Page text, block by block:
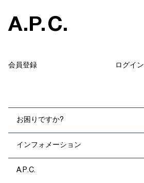
A.P.C.
会員登録 ログイン
お困りですか?
インフォメーション
A.P.C.